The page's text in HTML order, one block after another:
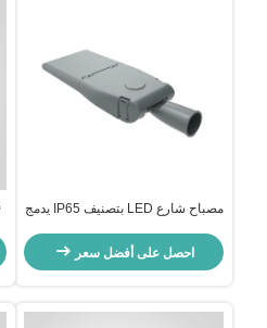
مصباح شارع LED بتصنيف IP65 يدمج
Lumileds وكفاءة 150LPW مصمم
للإضاءة الطرقية الموفرة للطاقة
احصل على أفضل سعر